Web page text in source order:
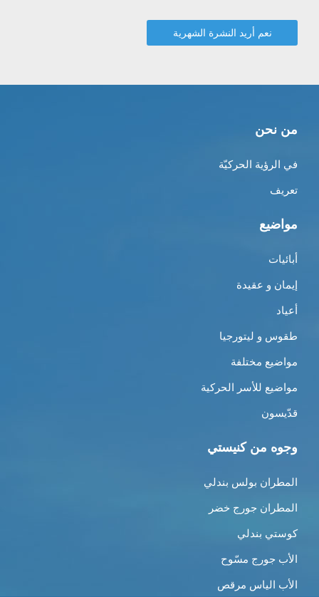
من نحن
في الرؤية الحركيّة
تعريف
مواضيع
أبائيات
إيمان و عقيدة
أعياد
طقوس و ليتورجيا
مواضيع مختلفة
مواضيع للأسر الحركية
قدّيسون
وجوه من كنيستي
المطران بولس بندلي
المطران جورج خضر
كوستي بندلي
الأب جورج مسّوح
الأب الياس مرقص